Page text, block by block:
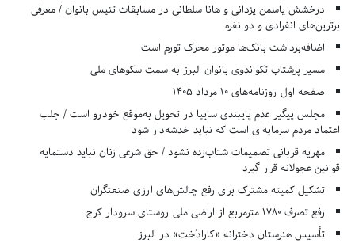
درخشش یاسمن یزدانی و هانا سلطانی در مسابقات تنیس بانوان / معرفی
برترین‌های انفرادی و دو نفره
اضافه‌برداشت بانک‌ها موتور محرک تورم است
مسیر پرشتاب تکواندوی بانوان البرز به سمت سکوهای ملی
صفحه اول روزنامه‌های 10 مرداد 1405
مجلس پیگیر عدم پایبندی سایپا در تحویل به‌موقع خودرو است / جلب
اعتماد مردم سرمایه‌ای است که نباید خدشه‌دار شود
مهریه قربانی تصمیمات شتاب‌زده نشود / حق شرعی زنان نباید دستمایه
قوانین عجولانه قرار گیرد
تشکیل کمیته مشترک برای رفع چالش‌های ارزی صنعتگران
رفع تصرف ۱۷۸۰ مترمربع از اراضی ملی روستای سرودار کرج
تأسیس هنرستان دخترانه «کارادُخت» در البرز